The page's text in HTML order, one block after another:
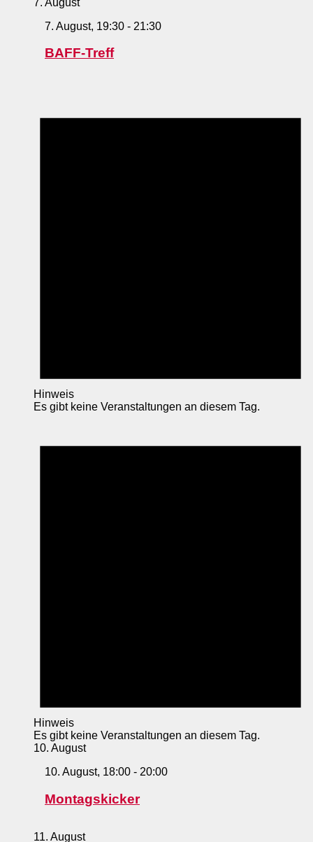
7. August, 19:30 - 21:30
BAFF-Treff
Hinweis
Es gibt keine Veranstaltungen an diesem Tag.
Hinweis
Es gibt keine Veranstaltungen an diesem Tag.
10. August
10. August, 18:00 - 20:00
Montagskicker
11. August